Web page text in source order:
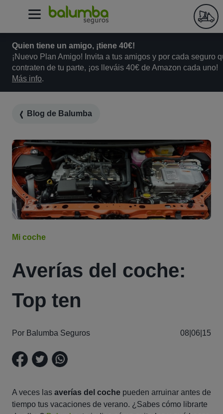
Quien tiene un amigo, ¡tiene 40€!
¡Nuevo Plan Amigo! Invita a tus amigos y por cada seguro
contraten de tu parte, ¡os lleváis 40€ de Amazon cada uno!
Más info.
Blog de Balumba
Mi coche
Averías del coche:
Top ten
Por Balumba Seguros 08|06|15
A veces las averías del coche pueden arruinar antes de
tiempo tus vacaciones de verano. ¿Sabes cómo librarte